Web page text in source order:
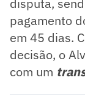
pagamento
em 45 dias.
decisão, o
com um